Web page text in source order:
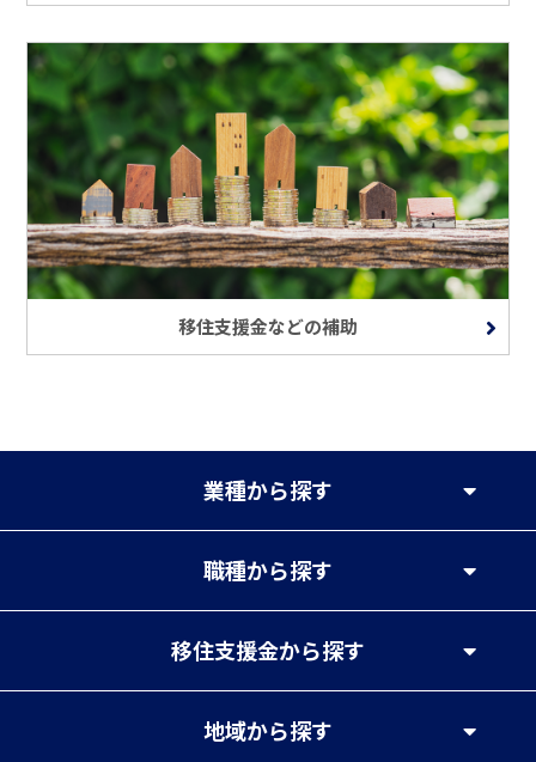
移住支援金などの補助
業種から探す
職種から探す
移住支援金から探す
地域から探す